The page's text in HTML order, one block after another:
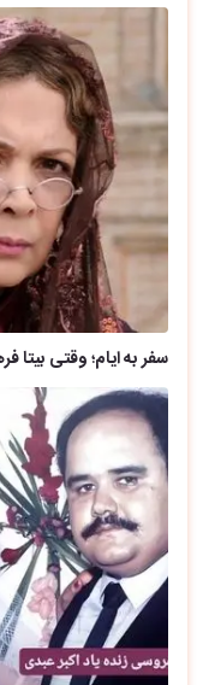
سفر به ایام؛ وقتی بیتا